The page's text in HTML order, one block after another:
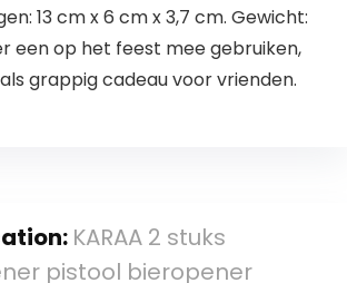
13 cm x 6 cm x 3,7 cm. Gewicht:
een op het feest mee gebruiken,
grappig cadeau voor vrienden.
KARAA 2 stuks
pistool bieropener